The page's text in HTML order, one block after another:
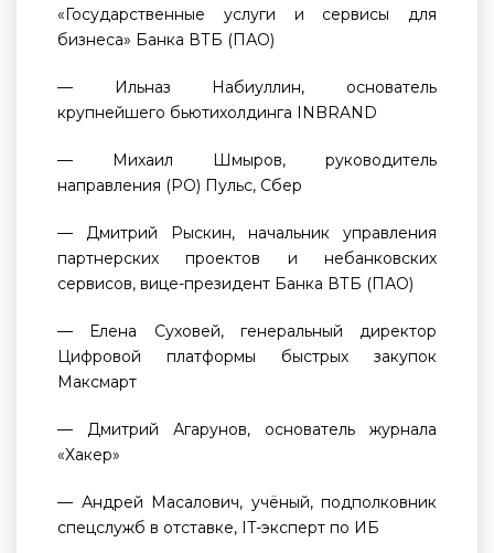
«Государственные услуги и сервисы для
бизнеса» Банка ВТБ (ПАО)
— Ильназ Набиуллин, основатель
крупнейшего бьютихолдинга INBRAND
— Михаил Шмыров, руководитель
направления (PO) Пульс, Сбер
— Дмитрий Рыскин, начальник управления
партнерских проектов и небанковских
сервисов, вице-президент Банка ВТБ (ПАО)
— Елена Суховей, генеральный директор
Цифровой платформы быстрых закупок
Максмарт
— Дмитрий Агарунов, основатель журнала
«Хакер»
— Андрей Масалович, учёный, подполковник
спецслужб в отставке, IT-эксперт по ИБ